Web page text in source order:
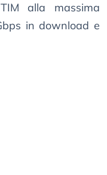
alla massima
in download e